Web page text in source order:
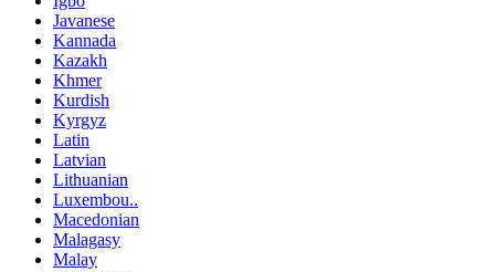
Javanese
Kannada
Kazakh
Khmer
Kurdish
Kyrgyz
Latin
Latvian
Lithuanian
Luxembou..
Macedonian
Malagasy
Malay